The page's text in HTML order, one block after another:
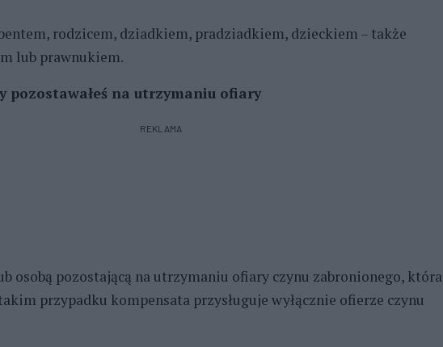
rodzicem, dziadkiem, pradziadkiem, dzieckiem – także
lub prawnukiem.
pozostawałeś na utrzymaniu ofiary
REKLAMA
osobą pozostającą na utrzymaniu ofiary czynu zabronionego, która
przypadku kompensata przysługuje wyłącznie ofierze czynu